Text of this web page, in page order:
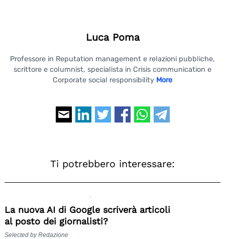
Luca Poma
Professore in Reputation management e relazioni pubbliche,
scrittore e columnist, specialista in Crisis communication e
Corporate social responsibility More
Ti potrebbero interessare:
La nuova AI di Google scriverà articoli
al posto dei giornalisti?
Selected by Redazione